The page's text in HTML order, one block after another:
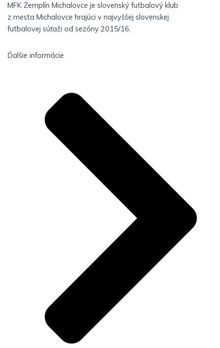
MFK Zemplín Michalovce je slovenský futbalový klub
z mesta Michalovce hrajúci v najvyššej slovenskej
futbalovej súťaži od sezóny 2015/16.
Ďalšie informácie